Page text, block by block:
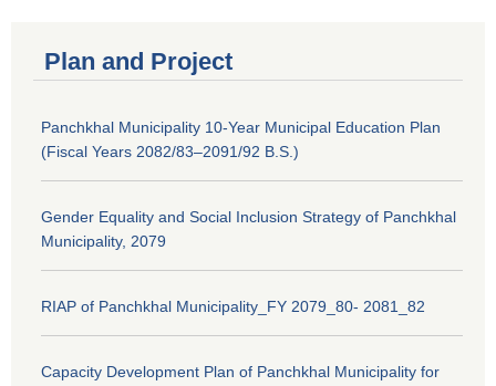
Plan and Project
Panchkhal Municipality 10-Year Municipal Education Plan
(Fiscal Years 2082/83–2091/92 B.S.)
Gender Equality and Social Inclusion Strategy of Panchkhal
Municipality, 2079
RIAP of Panchkhal Municipality_FY 2079_80- 2081_82
Capacity Development Plan of Panchkhal Municipality for